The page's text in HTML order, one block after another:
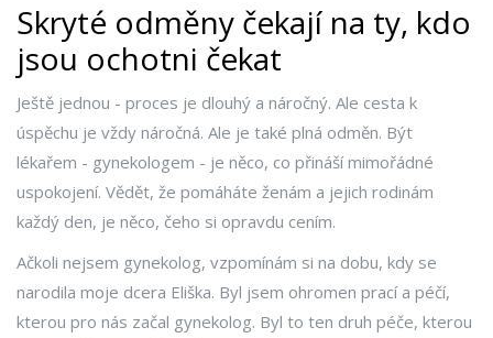
Skryté odměny čekají na ty, kdo
jsou ochotni čekat
Ještě jednou - proces je dlouhý a náročný. Ale cesta k
úspěchu je vždy náročná. Ale je také plná odměn. Být
lékařem - gynekologem - je něco, co přináší mimořádné
uspokojení. Vědět, že pomáháte ženám a jejich rodinám
každý den, je něco, čeho si opravdu cením.
Ačkoli nejsem gynekolog, vzpomínám si na dobu, kdy se
narodila moje dcera Eliška. Byl jsem ohromen prací a péčí,
kterou pro nás začal gynekolog. Byl to ten druh péče, kterou